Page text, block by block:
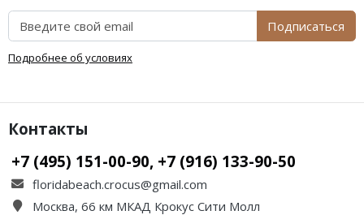
Подписаться
Подробнее об условиях
Контакты
+7 (495) 151-00-90, +7 (916) 133-90-50
floridabeach.crocus@gmail.com
Москва, 66 км МКАД Крокус Сити Молл